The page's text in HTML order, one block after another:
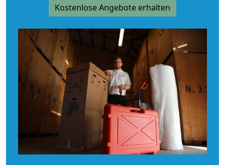
Kostenlose Angebote erhalten